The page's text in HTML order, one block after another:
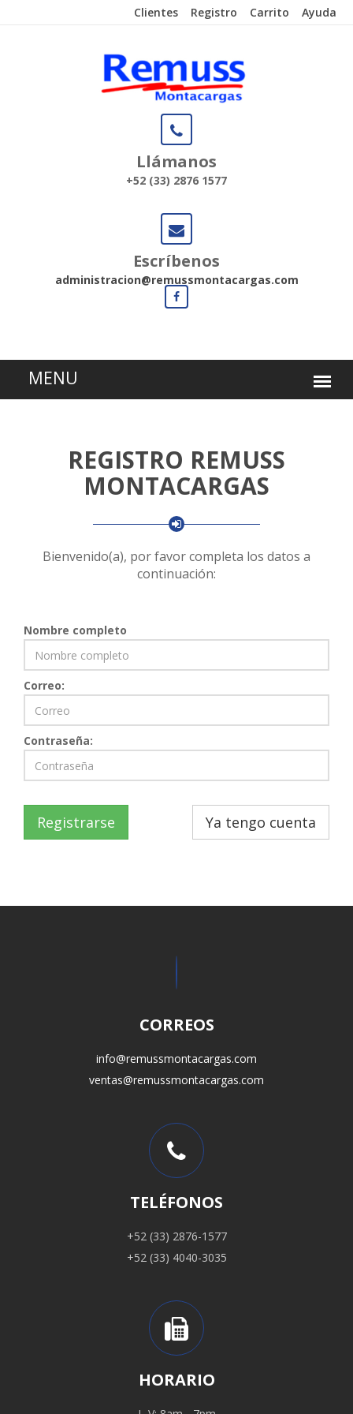
Clientes Registro Carrito Ayuda
Llámanos
+52 (33) 2876 1577
Escríbenos
administracion@remussmontacargas.com
REGISTRO REMUSS
MONTACARGAS
Bienvenido(a), por favor completa los datos a
continuación:
Nombre completo
Correo:
Contraseña:
Registrarse Ya tengo cuenta
CORREOS
info@remussmontacargas.com
ventas@remussmontacargas.com
TELÉFONOS
+52 (33) 2876-1577
+52 (33) 4040-3035
HORARIO